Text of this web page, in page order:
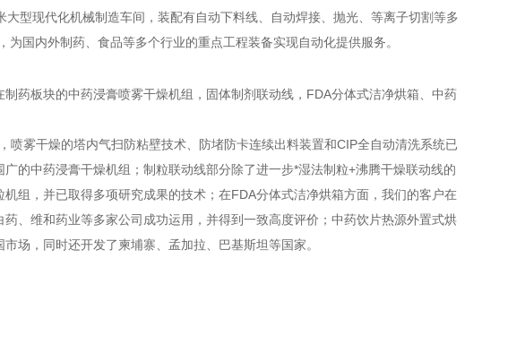
型现代化机械制造车间，装配有自动下料线、自动焊接、抛光、等离子切割等多
国内外制药、食品等多个行业的重点工程装备实现自动化提供服务。
板块的中药浸膏喷雾干燥机组，固体制剂联动线，FDA分体式洁净烘箱、中药
雾干燥的塔内气扫防粘壁技术、防堵防卡连续出料装置和CIP全自动清洗系统已
的中药浸膏干燥机组；制粒联动线部分除了进一步*湿法制粒+沸腾干燥联动线的
组，并已取得多项研究成果的技术；在FDA分体式洁净烘箱方面，我们的客户在
、维和药业等多家公司成功运用，并得到一致高度评价；中药饮片热源外置式烘
场，同时还开发了柬埔寨、孟加拉、巴基斯坦等国家。